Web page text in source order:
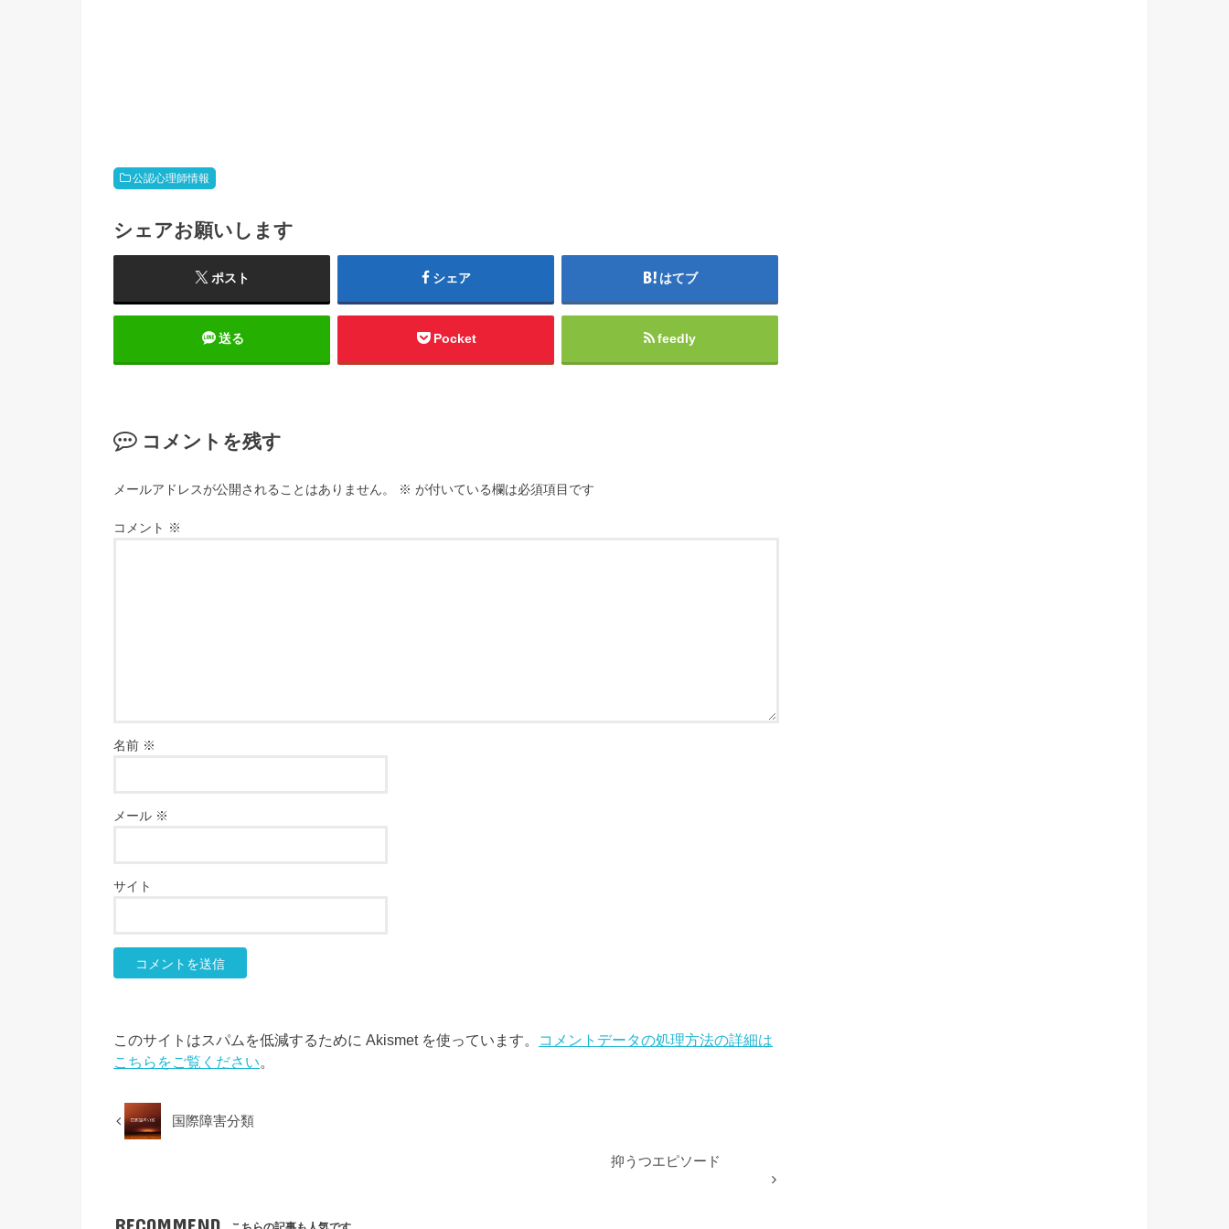
公認心理師情報
シェアお願いします
ポスト シェア はてブ
送る Pocket feedly
コメントを残す
メールアドレスが公開されることはありません。 ※ が付いている欄は必須項目です
コメント ※
名前 ※
メール ※
サイト
このサイトはスパムを低減するために Akismet を使っています。
コメントデータの処理方法の詳細は
こちらをご覧ください。
国際障害分類
抑うつエピソード